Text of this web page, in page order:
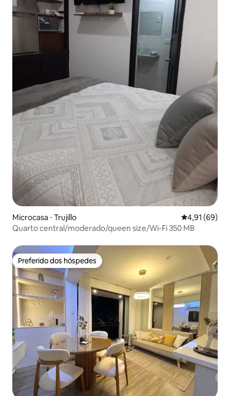
Microcasa ⋅ Trujillo 4,91 de uma
4,91 (69)
Quarto central/moderado/queen size/Wi-Fi 350 MB
Preferido dos hóspedes
Preferido dos hóspedes